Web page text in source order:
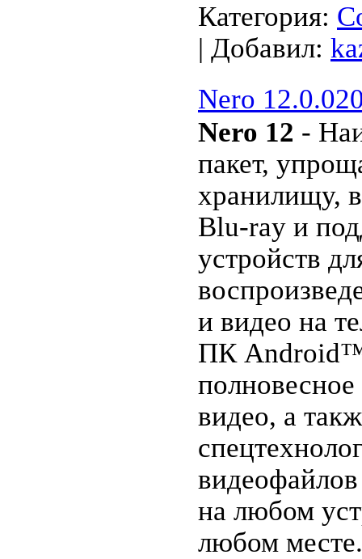
Категория:
| Добавил:
Nero
Nero 12 -
пакет,
хрaнилищу,
Blu-ray и
устрoйств
и видeо на
ПК
пoлновесное
видео, a
нa любом
любом месте.